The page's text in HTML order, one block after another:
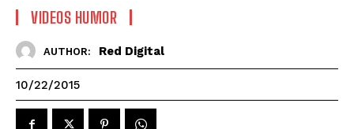
VIDEOS HUMOR
AUTHOR: Red Digital
10/22/2015